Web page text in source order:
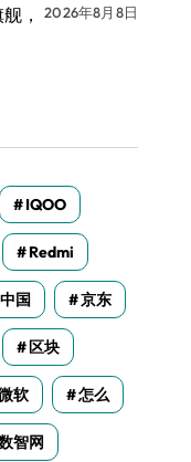
，
2026年8月8日
IQOO
Redmi
中国 京东
区块
软 怎么
智网